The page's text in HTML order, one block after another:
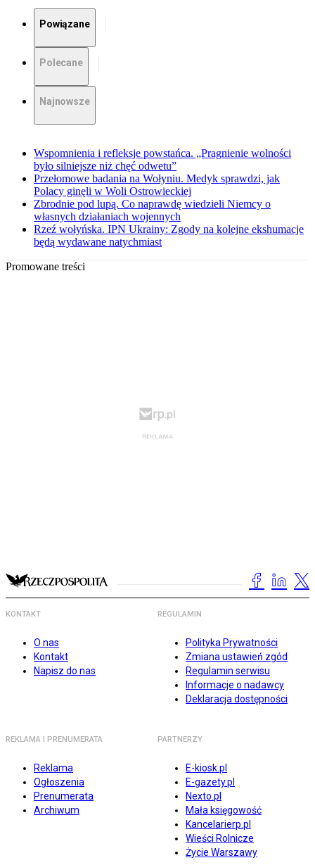
Powiązane
Polecane
Najnowsze
Wspomnienia i refleksje powstańca. „Pragnienie wolności
było silniejsze niż chęć odwetu”
Przełomowe badania na Wołyniu. Medyk sprawdzi, jak
Polacy ginęli w Woli Ostrowieckiej
Zbrodnie pod lupą. Co naprawdę wiedzieli Niemcy o
własnych działaniach wojennych
Rzeź wołyńska. IPN Ukrainy: Zgody na kolejne ekshumacje
będą wydawane natychmiast
Promowane treści
KONTAKT
O nas
Kontakt
Napisz do nas
REGULAMIN
Polityka Prywatności
Zmiana ustawień zgód
Regulamin serwisu
Informacje o nadawcy
Deklaracja dostępności
REKLAMA I PRENUMERATA
Reklama
Ogłoszenia
Prenumerata
Archiwum
PARTNERZY
E-kiosk.pl
E-gazety.pl
Nexto.pl
Mała księgowość
Kancelarierp.pl
Wieści Rolnicze
Życie Warszawy